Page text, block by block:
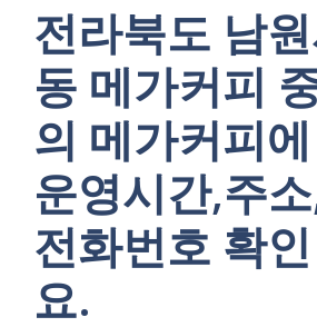
전라북도 남
동 메가커피
의 메가커피
운영시간,주
전화번호 확
요.